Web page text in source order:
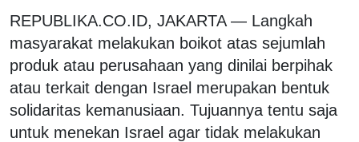
REPUBLIKA.CO.ID, JAKARTA — Langkah
masyarakat melakukan boikot atas sejumlah
produk atau perusahaan yang dinilai berpihak
atau terkait dengan Israel merupakan bentuk
solidaritas kemanusiaan. Tujuannya tentu saja
untuk menekan Israel agar tidak melakukan